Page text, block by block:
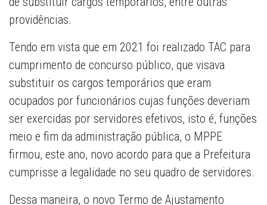
providências.
Tendo em vista que em 2021 foi realizado TAC para
cumprimento de concurso público, que visava
substituir os cargos temporários que eram
ocupados por funcionários cujas funções deveriam
ser exercidas por servidores efetivos, isto é, funções
meio e fim da administração pública, o MPPE
firmou, este ano, novo acordo para que a Prefeitura
cumprisse a legalidade no seu quadro de servidores.
Dessa maneira, o novo Termo de Ajustamento